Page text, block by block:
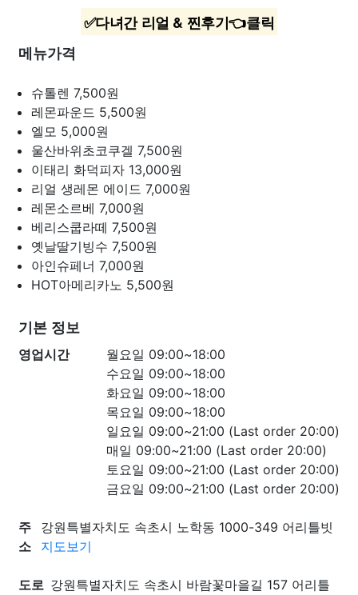
✅다녀간 리얼 & 찐후기👈클릭
메뉴가격
슈톨렌 7,500원
레몬파운드 5,500원
엘모 5,000원
울산바위초코쿠겔 7,500원
이태리 화덕피자 13,000원
리얼 생레몬 에이드 7,000원
레몬소르베 7,000원
베리스쿱라떼 7,500원
옛날딸기빙수 7,500원
아인슈페너 7,000원
HOT아메리카노 5,500원
기본 정보
영업시간
월요일 09:00~18:00
수요일 09:00~18:00
화요일 09:00~18:00
목요일 09:00~18:00
일요일 09:00~21:00 (Last order 20:00)
매일 09:00~21:00 (Last order 20:00)
토요일 09:00~21:00 (Last order 20:00)
금요일 09:00~21:00 (Last order 20:00)
주
소
강원특별자치도 속초시 노학동 1000-349 어리틀빗
지도보기
도로 강원특별자치도 속초시 바람꽃마을길 157 어리틀